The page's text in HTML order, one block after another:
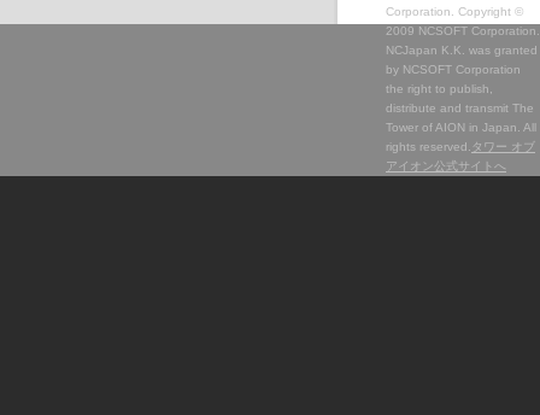
Corporation. Copyright ©
2009 NCSOFT Corporation.
NCJapan K.K. was granted
by NCSOFT Corporation
the right to publish,
distribute and transmit The
Tower of AION in Japan. All
rights reserved. タワー オブ
アイオン公式サイトへ